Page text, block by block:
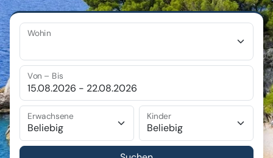
Wohin
Von – Bis
Erwachsene Kinder